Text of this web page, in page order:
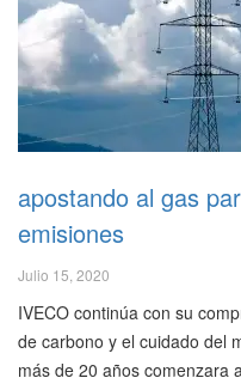
apostando al gas
emisiones
Julio 15, 2020
IVECO continúa con su
de carbono y el cuidado del
más de 20 años